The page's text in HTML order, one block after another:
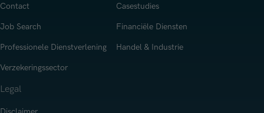
Contact Casestudies
Job Search Financiële Diensten
Professionele Dienstverlening Handel & Industrie
Verzekeringssector
Legal